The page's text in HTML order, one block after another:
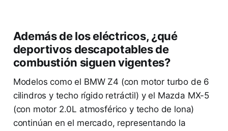
Además de los eléctricos, ¿qué
deportivos descapotables de
combustión siguen vigentes?
Modelos como el BMW Z4 (con motor turbo de 6
cilindros y techo rígido retráctil) y el Mazda MX-5
(con motor 2.0L atmosférico y techo de lona)
continúan en el mercado, representando la